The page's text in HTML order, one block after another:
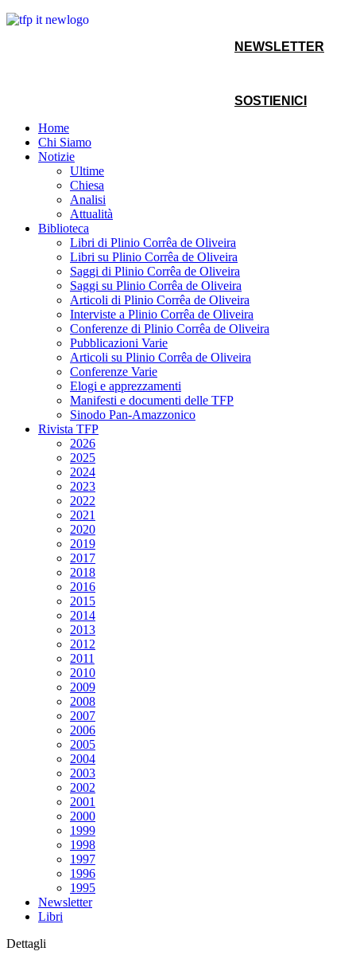
NEWSLETTER
SOSTIENICI
Home
Chi Siamo
Notizie
Ultime
Chiesa
Analisi
Attualità
Biblioteca
Libri di Plinio Corrêa de Oliveira
Libri su Plinio Corrêa de Oliveira
Saggi di Plinio Corrêa de Oliveira
Saggi su Plinio Corrêa de Oliveira
Articoli di Plinio Corrêa de Oliveira
Interviste a Plinio Corrêa de Oliveira
Conferenze di Plinio Corrêa de Oliveira
Pubblicazioni Varie
Articoli su Plinio Corrêa de Oliveira
Conferenze Varie
Elogi e apprezzamenti
Manifesti e documenti delle TFP
Sinodo Pan-Amazzonico
Rivista TFP
2026
2025
2024
2023
2022
2021
2020
2019
2017
2018
2016
2015
2014
2013
2012
2011
2010
2009
2008
2007
2006
2005
2004
2003
2002
2001
2000
1999
1998
1997
1996
1995
Newsletter
Libri
Dettagli